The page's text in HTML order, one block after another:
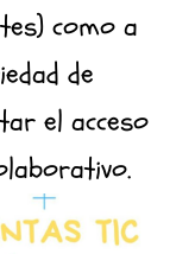
como a
de
el acceso